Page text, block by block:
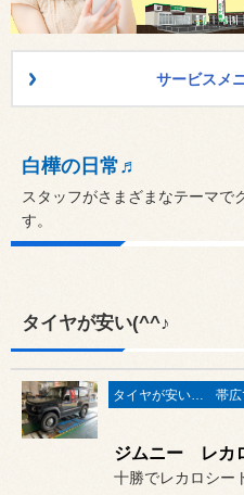
サービスメ
白樺の日常♬
スタッフがさまざまなテーマで
す。
タイヤが安い(^^♪
タイヤが安い(^^♪
ジムニー レカ